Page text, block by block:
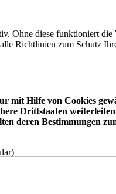
Ohne diese funktioniert die
Richtlinien zum Schutz
mit Hilfe von Cookies
Drittstaaten weiterleiten
deren Bestimmungen